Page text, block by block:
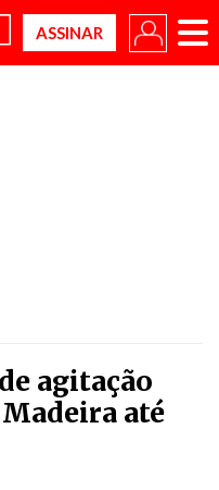
×
agitação
até